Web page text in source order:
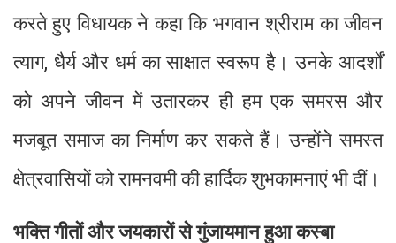
करते हुए विधायक ने कहा कि भगवान श्रीराम का जीवन
त्याग, धैर्य और धर्म का साक्षात स्वरूप है। उनके आदर्शों
को अपने जीवन में उतारकर ही हम एक समरस और
मजबूत समाज का निर्माण कर सकते हैं। उन्होंने समस्त
क्षेत्रवासियों को रामनवमी की हार्दिक शुभकामनाएं भी दीं।
भक्ति गीतों और जयकारों से गुंजायमान हुआ कस्बा